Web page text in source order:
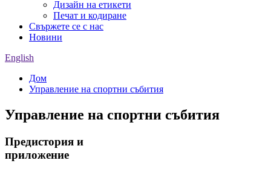
Дизайн на етикети
Печат и кодиране
Свържете се с нас
Новини
English
Дом
Управление на спортни събития
Управление на спортни събития
Предистория и
приложение